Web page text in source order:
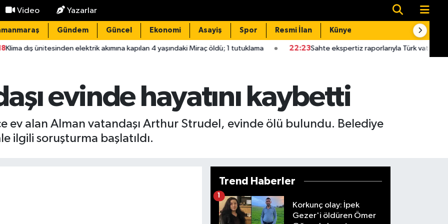
Video Yazarlar
Gündem Güncel Ekonomi Asayiş Spor Resmi İlan Künye
elektrik akımına kapılan 4 yaşındaki Miraç öldü; 1 tutuklama 22:23Sahte ekspertiz raporlarıyla Türk vatandaşlığı
evinde hayatını kaybetti
ev alan Alman vatandaşı Arthur Strudel, evinde ölü bulundu. Belediye
ilgili soruşturma başlatıldı.
Trend Haberler
Korkunç olay: İpek
Gezer'i öldüren Ömer
1